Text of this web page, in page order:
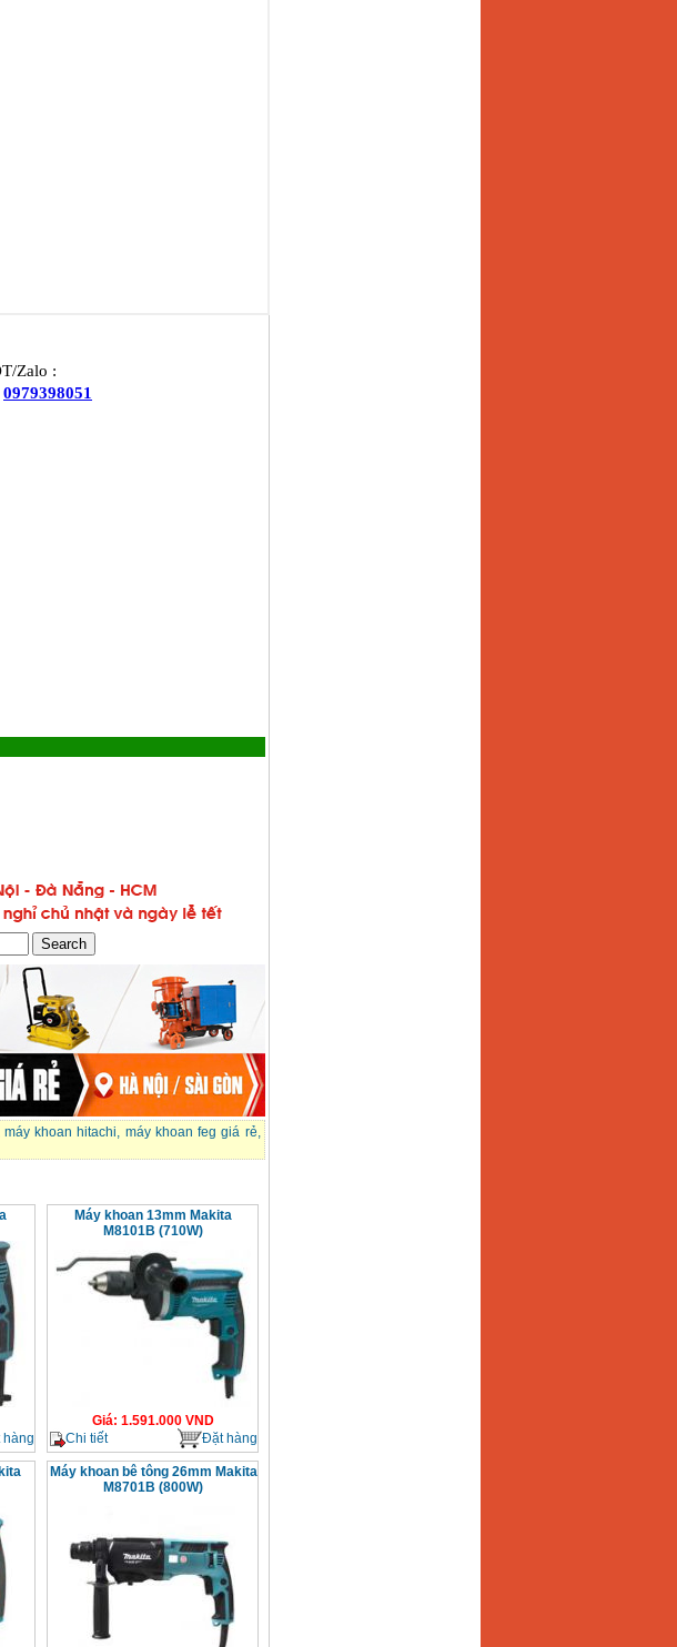
máy khoan hitachi, máy khoan feg giá rẻ,
Máy khoan 13mm Makita
M8101B (710W)
Giá: 1.591.000 VND
Chi tiết
Đặt hàng
Máy khoan bê tông 26mm Makita
M8701B (800W)